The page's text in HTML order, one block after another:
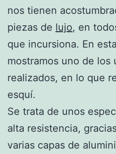
nos tienen
piezas de lujo, en
que incursiona. En
mostramos uno de
realizados, en lo que
esquí.
Se trata de unos
alta resistencia,
varias capas de